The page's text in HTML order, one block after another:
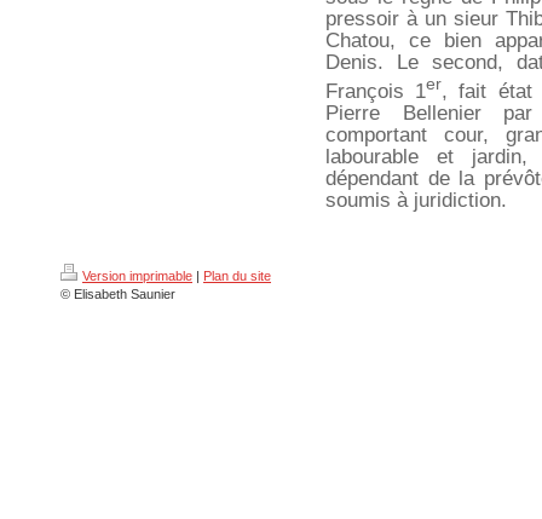
pressoir à un sieur
Chatou, ce bien
Denis. Le second,
François 1er, fait état
Pierre Bellenier
comportant cour,
labourable et
dépendant de la
soumis à juridiction.
Version imprimable | Plan du site
© Elisabeth Saunier